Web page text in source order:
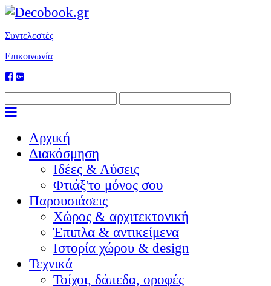
Συντελεστές
Επικοινωνία
Αρχική
Διακόσμηση
Ιδέες & Λύσεις
Φτιάξ'το μόνος σου
Παρουσιάσεις
Χώρος & αρχιτεκτονική
Έπιπλα & αντικείμενα
Ιστορία χώρου & design
Τεχνικά
Τοίχοι, δάπεδα, οροφές